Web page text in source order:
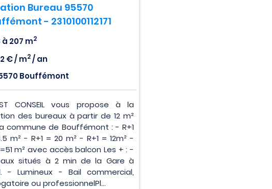
Bureau 95570
- 2310100112171
à 207 m2
€ / m2/ an
Bouffémont
CONSEIL vous propose à la
des bureaux à partir de 12 m²
commune de Bouffémont : - R+1
m² - R+1 = 20 m² - R+1 = 12m² -
m² avec accès balcon Les + : -
situés à 2 min de la Gare à
- Lumineux - Bail commercial,
ou professionnelPl...